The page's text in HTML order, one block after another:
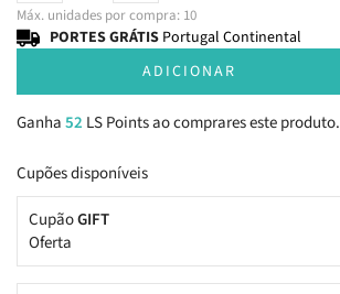
Máx. unidades por compra: 10
PORTES GRÁTIS Portugal Continental
ADICIONAR
Ganha52 LS Points ao comprares este produto.
Cupões disponíveis
CupãoGIFT
Oferta